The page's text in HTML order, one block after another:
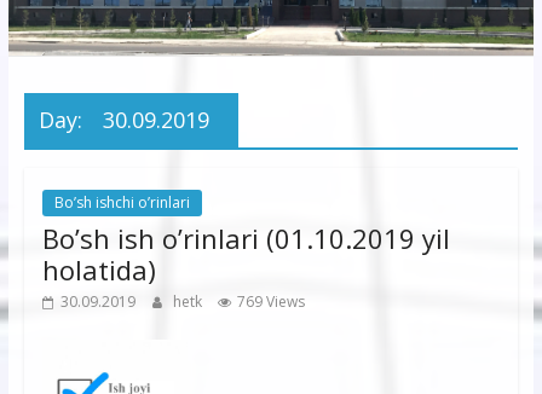
“Buxoro
hududiy
korxonasi”
Day: 30.09.2019
Bo’sh ishchi o’rinlari
Bo’sh ish o’rinlari (01.10.2019 yil
holatida)
30.09.2019 hetk 769 Views